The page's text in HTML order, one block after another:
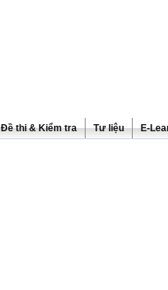
Đề thi & Kiểm tra Tư liệu E-